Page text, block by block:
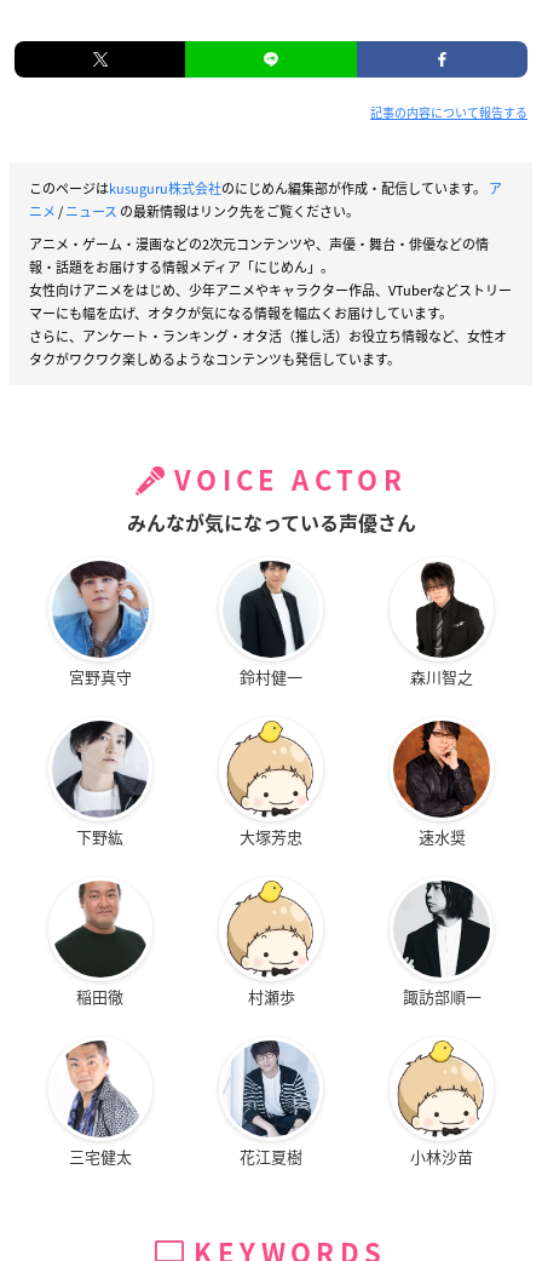
記事の内容について報告する
このページはkusuguru株式会社のにじめん編集部が作成・配信しています。 ア
ニメ/ニュース の最新情報はリンク先をご覧ください。
アニメ・ゲーム・漫画などの2次元コンテンツや、声優・舞台・俳優などの情
報・話題をお届けする情報メディア「にじめん」。
女性向けアニメをはじめ、少年アニメやキャラクター作品、VTuberなどストリー
マーにも幅を広げ、オタクが気になる情報を幅広くお届けしています。
さらに、アンケート・ランキング・オタ活（推し活）お役立ち情報など、女性オ
タクがワクワク楽しめるようなコンテンツも発信しています。
VOICE ACTOR
みんなが気になっている声優さん
宮野真守 鈴村健一 森川智之
下野紘 大塚芳忠 速水奨
稲田徹 村瀬歩 諏訪部順一
三宅健太 花江夏樹 小林沙苗
KEYWORDS